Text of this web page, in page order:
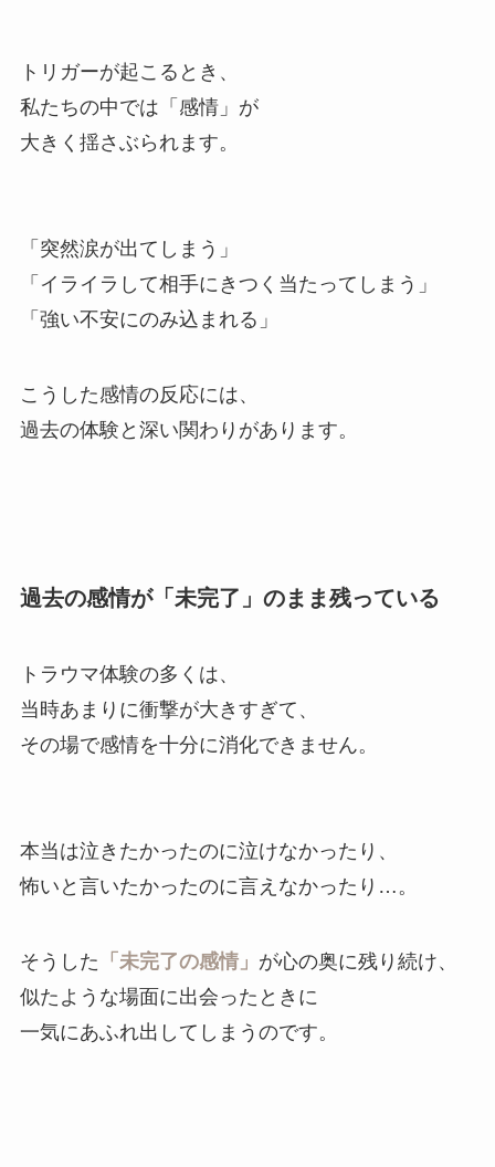
トリガーが起こるとき、
私たちの中では「感情」が
大きく揺さぶられます。
「突然涙が出てしまう」
「イライラして相手にきつく当たってしまう」
「強い不安にのみ込まれる」
こうした感情の反応には、
過去の体験と深い関わりがあります。
過去の感情が「未完了」のまま残っている
トラウマ体験の多くは、
当時あまりに衝撃が大きすぎて、
その場で感情を十分に消化できません。
本当は泣きたかったのに泣けなかったり、
怖いと言いたかったのに言えなかったり…。
そうした 「未完了の感情」 が心の奥に残り続け、
似たような場面に出会ったときに
一気にあふれ出してしまうのです。